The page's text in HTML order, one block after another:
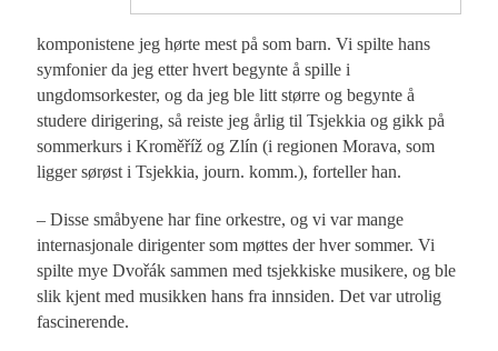
komponistene jeg hørte mest på som barn. Vi spilte hans
symfonier da jeg etter hvert begynte å spille i
ungdomsorkester, og da jeg ble litt større og begynte å
studere dirigering, så reiste jeg årlig til Tsjekkia og gikk på
sommerkurs i Kroměříž og Zlín (i regionen Morava, som
ligger sørøst i Tsjekkia, journ. komm.), forteller han.
– Disse småbyene har fine orkestre, og vi var mange
internasjonale dirigenter som møttes der hver sommer. Vi
spilte mye Dvořák sammen med tsjekkiske musikere, og ble
slik kjent med musikken hans fra innsiden. Det var utrolig
fascinerende.